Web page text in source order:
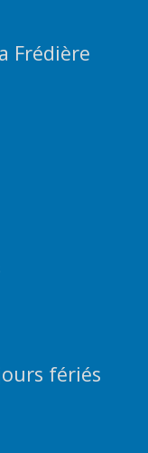
Frédière
fériés